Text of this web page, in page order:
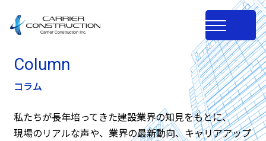
Column
コラム
私たちが長年培ってきた建設業界の知見をもとに、
現場のリアルな声や、業界の最新動向、キャリアアップ